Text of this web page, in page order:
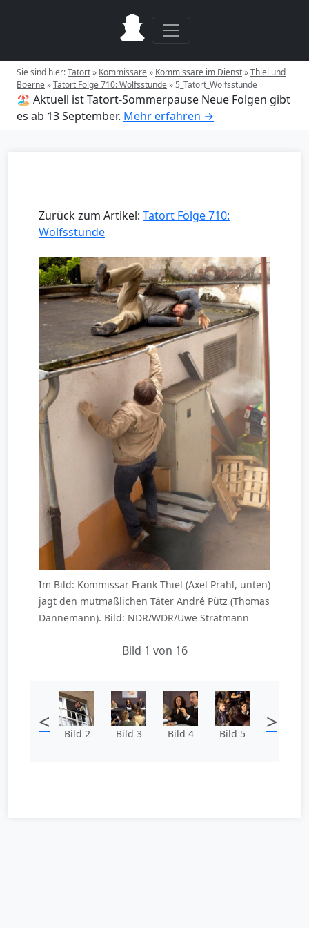
Sie sind hier:Tatort» Kommissare» Kommissare im Dienst»Thiel und
Boerne»Tatort Folge 710: Wolfsstunde»5_Tatort_Wolfsstunde
🏖️ Aktuell ist Tatort-Sommerpause Neue Folgen gibt
es ab 13 September. Mehr erfahren →
Zurück zum Artikel: Tatort Folge 710:
Wolfsstunde
Im Bild: Kommissar Frank Thiel (Axel Prahl, unten)
jagt den mutmaßlichen Täter André Pütz (Thomas
Dannemann). Bild: NDR/WDR/Uwe Stratmann
Bild 1 von 16
< Bild 2 Bild 3 Bild 4 Bild 5 >